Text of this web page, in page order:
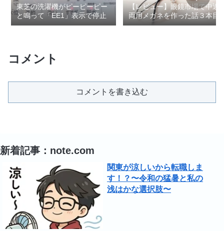
東芝の洗濯機がピーピーピー
と鳴って「EE1」表示で停止
【レビュー】眼鏡市場で中近
両用メガネを作った話３本目
コメント
コメントを書き込む
新着記事：note.com
関東が涼しいから転職しま
す！？〜令和の猛暑と私の
浅はかな選択肢〜